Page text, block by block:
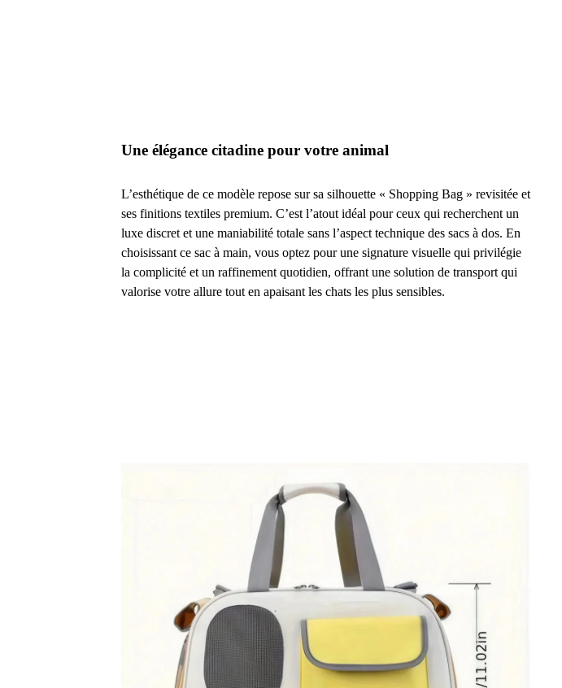
Une élégance citadine pour votre animal
L’esthétique de ce modèle repose sur sa silhouette « Shopping Bag » revisitée et
ses finitions textiles premium. C’est l’atout idéal pour ceux qui recherchent un
luxe discret et une maniabilité totale sans l’aspect technique des sacs à dos. En
choisissant ce sac à main, vous optez pour une signature visuelle qui privilégie
la complicité et un raffinement quotidien, offrant une solution de transport qui
valorise votre allure tout en apaisant les chats les plus sensibles.